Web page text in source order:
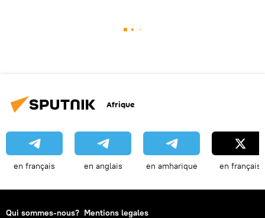
Afrique
en français en anglais en amharique en français
Qui sommes-nous? Mentions legales